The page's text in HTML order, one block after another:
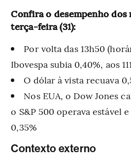
Confira o desempenho dos
terça-feira (31):
Por volta das 13h50
Ibovespa subia 0,40%, aos
O dólar à vista recuava
Nos EUA, o Dow Jones
o S&P 500 operava estável
0,35%
Contexto externo